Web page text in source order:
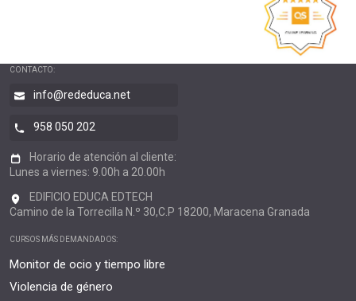
CONTACTO:
info@rededuca.net
958 050 202
Horario de atención al cliente:
Lunes a viernes: 9.00h a 20.00h
EDIFICIO EDUCA EDTECH
Camino de la Torrecilla N.º 30,C.P 18200, Maracena Granada
CURSOS MÁS DEMANDADOS:
Monitor de ocio y tiempo libre
Violencia de género